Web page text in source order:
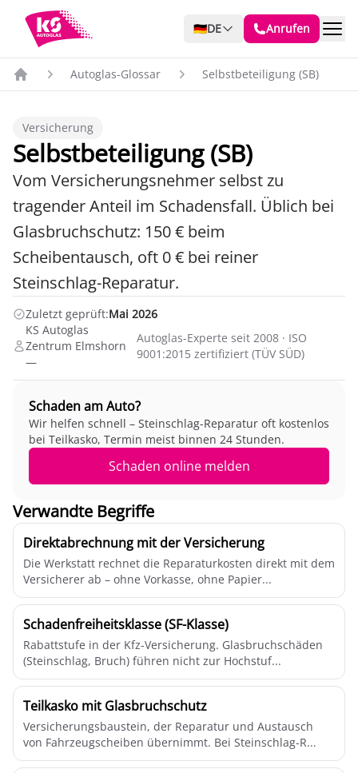
🇩🇪DE Anrufen
Autoglas-Glossar Selbstbeteiligung (SB)
Versicherung
Selbstbeteiligung (SB)
Vom Versicherungsnehmer selbst zu
tragender Anteil im Schadensfall. Üblich bei
Glasbruchschutz: 150 € beim
Scheibentausch, oft 0 € bei reiner
Steinschlag-Reparatur.
Zuletzt geprüft:Mai 2026
KS Autoglas
Zentrum Elmshorn
—
Autoglas-Experte seit 2008 · ISO
9001:2015 zertifiziert (TÜV SÜD)
Schaden am Auto?
Wir helfen schnell – Steinschlag-Reparatur oft kostenlos
bei Teilkasko, Termin meist binnen 24 Stunden.
Schaden online melden
Verwandte Begriffe
Direktabrechnung mit der Versicherung
Die Werkstatt rechnet die Reparaturkosten direkt mit dem
Versicherer ab – ohne Vorkasse, ohne Papier...
Schadenfreiheitsklasse (SF-Klasse)
Rabattstufe in der Kfz-Versicherung. Glasbruchschäden
(Steinschlag, Bruch) führen nicht zur Hochstuf...
Teilkasko mit Glasbruchschutz
Versicherungsbaustein, der Reparatur und Austausch
von Fahrzeugscheiben übernimmt. Bei Steinschlag-R...